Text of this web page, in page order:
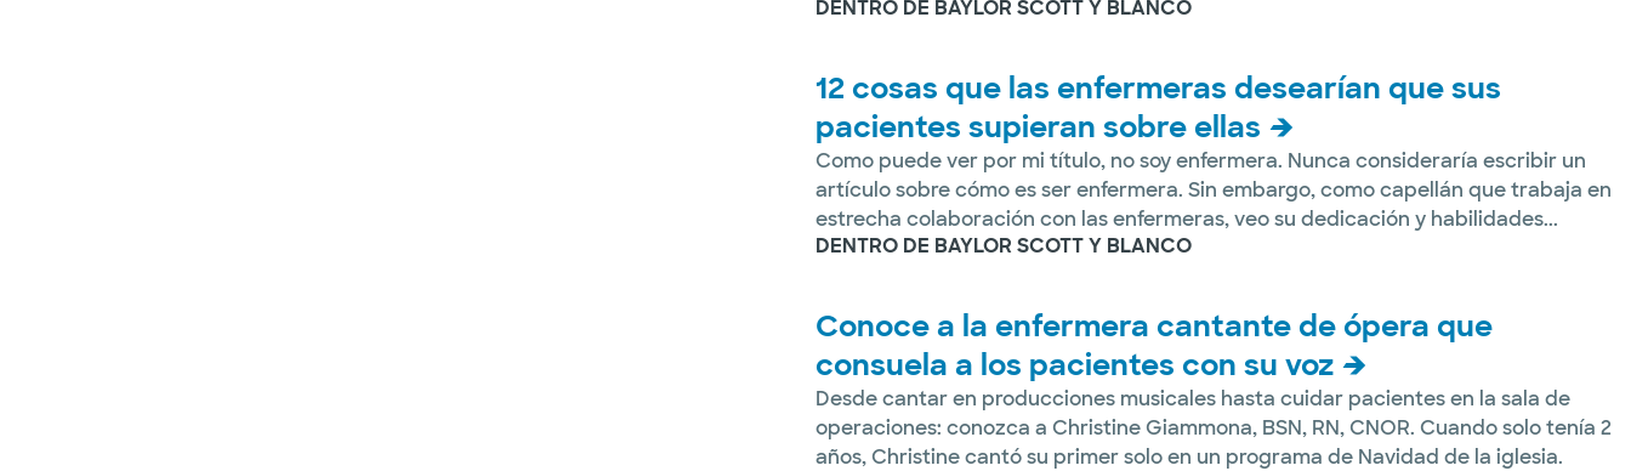
DENTRO DE BAYLOR SCOTT Y BLANCO
12 cosas que las enfermeras desearían que sus
pacientes supieran sobre ellas
Como puede ver por mi título, no soy enfermera. Nunca consideraría escribir un
artículo sobre cómo es ser enfermera. Sin embargo, como capellán que trabaja en
estrecha colaboración con las enfermeras, veo su dedicación y habilidades...
DENTRO DE BAYLOR SCOTT Y BLANCO
Conoce a la enfermera cantante de ópera que
consuela a los pacientes con su voz
Desde cantar en producciones musicales hasta cuidar pacientes en la sala de
operaciones: conozca a Christine Giammona, BSN, RN, CNOR. Cuando solo tenía 2
años, Christine cantó su primer solo en un programa de Navidad de la iglesia.